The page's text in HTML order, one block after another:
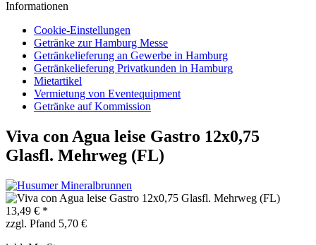
Informationen
Cookie-Einstellungen
Getränke zur Hamburg Messe
Getränkelieferung an Gewerbe in Hamburg
Getränkelieferung Privatkunden in Hamburg
Mietartikel
Vermietung von Eventequipment
Getränke auf Kommission
Viva con Agua leise Gastro 12x0,75
Glasfl. Mehrweg (FL)
13,49 € *
zzgl. Pfand 5,70 €